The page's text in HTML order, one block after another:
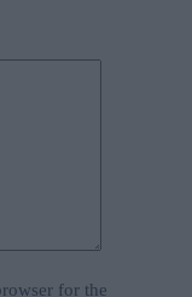
for the